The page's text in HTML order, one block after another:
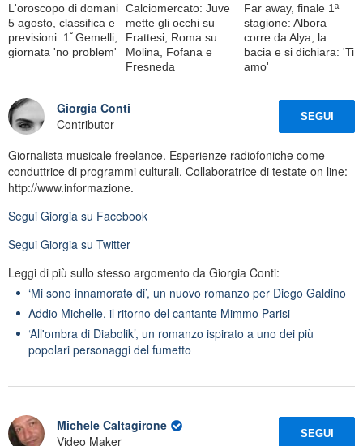
L'oroscopo di domani
5 agosto, classifica e
previsioni: 1ﾟGemelli,
giornata 'no problem'
Calciomercato: Juve
mette gli occhi su
Frattesi, Roma su
Molina, Fofana e
Fresneda
Far away, finale 1ª
stagione: Albora
corre da Alya, la
bacia e si dichiara: 'Ti
amo'
Giorgia Conti
Contributor
SEGUI
Giornalista musicale freelance. Esperienze radiofoniche come
conduttrice di programmi culturali. Collaboratrice di testate on line:
http://www.informazione.
Segui Giorgia su Facebook
Segui Giorgia su Twitter
Leggi di più sullo stesso argomento da Giorgia Conti:
‘Mi sono innamoratə di’, un nuovo romanzo per Diego Galdino
Addio Michelle, il ritorno del cantante Mimmo Parisi
‘All'ombra di Diabolik’, un romanzo ispirato a uno dei più
popolari personaggi del fumetto
Michele Caltagirone
Video Maker
SEGUI